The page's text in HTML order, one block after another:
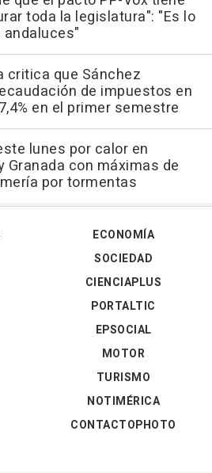
toda la legislatura": "Es lo
critica que Sánchez
de impuestos en
en el primer semestre
lunes por calor en
Granada con máximas de
por tormentas
ECONOMÍA
SOCIEDAD
CIENCIAPLUS
PORTALTIC
EPSOCIAL
MOTOR
TURISMO
NOTIMÉRICA
CONTACTOPHOTO